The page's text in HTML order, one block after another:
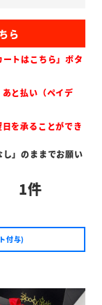
ートはこちら」ボタ
と払い（ペイデ
を承ることができ
し」のままでお願い
1
付与)